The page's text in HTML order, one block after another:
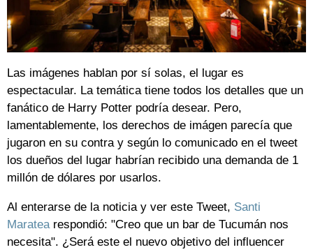
Las imágenes hablan por sí solas, el lugar es
espectacular. La temática tiene todos los detalles que un
fanático de Harry Potter podría desear. Pero,
lamentablemente, los derechos de imágen parecía que
jugaron en su contra y según lo comunicado en el tweet
los dueños del lugar habrían recibido una demanda de 1
millón de dólares por usarlos.
Al enterarse de la noticia y ver este Tweet, Santi
Maratearespondió: "Creo que un bar de Tucumán nos
necesita". ¿Será este el nuevo objetivo del influencer